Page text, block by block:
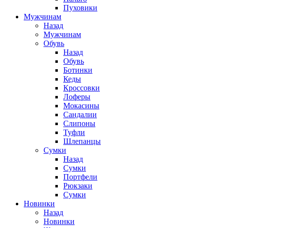
Пуховики
Мужчинам
Назад
Мужчинам
Обувь
Назад
Обувь
Ботинки
Кеды
Кроссовки
Лоферы
Мокасины
Сандалии
Слипоны
Туфли
Шлепанцы
Сумки
Назад
Сумки
Портфели
Рюкзаки
Сумки
Новинки
Назад
Новинки